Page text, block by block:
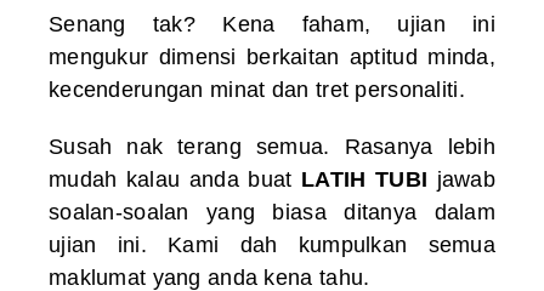
Senang tak? Kena faham, ujian ini
mengukur dimensi berkaitan aptitud minda,
kecenderungan minat dan tret personaliti.
Susah nak terang semua. Rasanya lebih
mudah kalau anda buat LATIH TUBI jawab
soalan-soalan yang biasa ditanya dalam
ujian ini. Kami dah kumpulkan semua
maklumat yang anda kena tahu.